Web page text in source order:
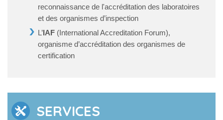
reconnaissance de l'accréditation des laboratoires
et des organismes d’inspection
L’IAF(International Accreditation Forum),
organisme d’accréditation des organismes de
certification
SERVICES